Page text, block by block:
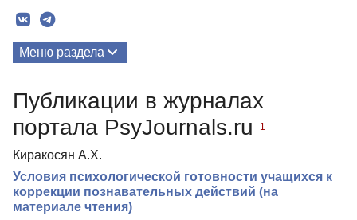
Меню раздела
Публикации в журналах
портала PsyJournals.ru
1
Киракосян А.Х.
Условия психологической готовности учащихся к
коррекции познавательных действий (на
материале чтения)